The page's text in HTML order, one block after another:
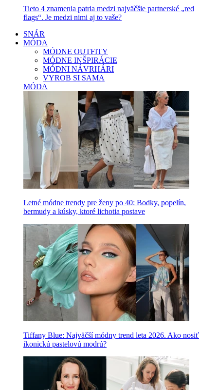
Tieto 4 znamenia patria medzi najväčšie partnerské „red
flags“. Je medzi nimi aj to vaše?
SNÁR
MÓDA
MÓDNE OUTFITY
MÓDNE INŠPIRÁCIE
MÓDNI NÁVRHÁRI
VYROB SI SAMA
MÓDA
Letné módne trendy pre ženy po 40: Bodky, popelín,
bermudy a kúsky, ktoré lichotia postave
Tiffany Blue: Najväčší módny trend leta 2026. Ako nosiť
ikonickú pastelovú modrú?